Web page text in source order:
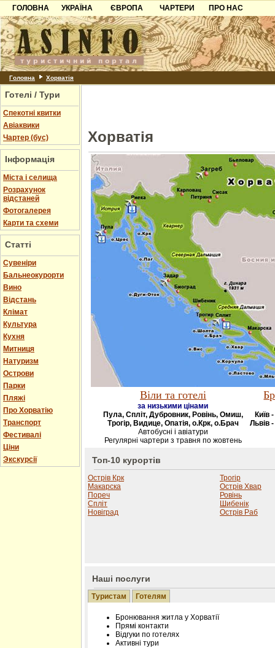
ГОЛОВНА
УКРАЇНА
Карпати
Азов
Причорноморря
Шацьк
ЄВРОПА
Чорногорія
Хорватія
Болгарія
ЧАРТЕРИ
ПРО НАС
Контакти
Партнерам
Додати готель
Головна Хорватія
Готелі / Тури
Спекотні квитки
Авіаквики
Чартер (бус)
Інформація
Міста і селища
Розрахунок
відстаней
Фотогалерея
Карти та схеми
Статті
Cувеніри
Бальнеокурорти
Вино
Відстань
Клімат
Культура
Кухня
Митниця
Натуризм
Острови
Парки
Пляжі
Про Хорватію
Транспорт
Фестивалі
Ціни
Экскурсії
Хорватія
Віли та готелі
за низькими цінами
Пула, Спліт, Дубровник, Ровінь, Омиш,
Трогір, Видице, Опатія, о.Крк, о.Брач
Автобусні і авіатури
Регулярні чартери з травня по жовтень
Київ
Львів
Топ-10 курортів
Острів Крк
Макарска
Пореч
Спліт
Новіград
Трогір
Острів Хвар
Ровінь
Шибенік
Острів Раб
Наші послуги
Туристам Готелям
Бронювання житла у Хорватії
Прямі контакти
Відгуки по готелях
Активні тури